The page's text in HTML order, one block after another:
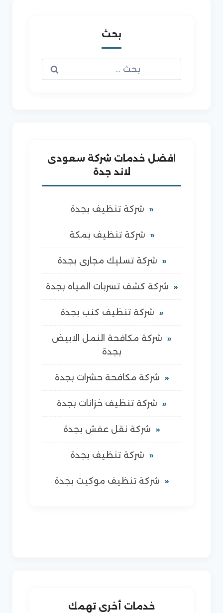
بحث
عن:
افضل خدمات شركة سعودى
لاند جدة
شركة تنظيف بجدة
شركة تنظيف بمكة
شركة تسليك مجارى بجدة
شركة كشف تسربات المياه بجدة
شركة تنظيف كنب بجدة
شركة مكافحة النمل الابيض
بجدة
شركة مكافحة حشرات بجدة
شركة تنظيف خزانات بجدة
شركة نقل عفش بجدة
شركة تنظيف بجدة
شركة تنظيف موكيت بجدة
خدمات أخرى تهمك